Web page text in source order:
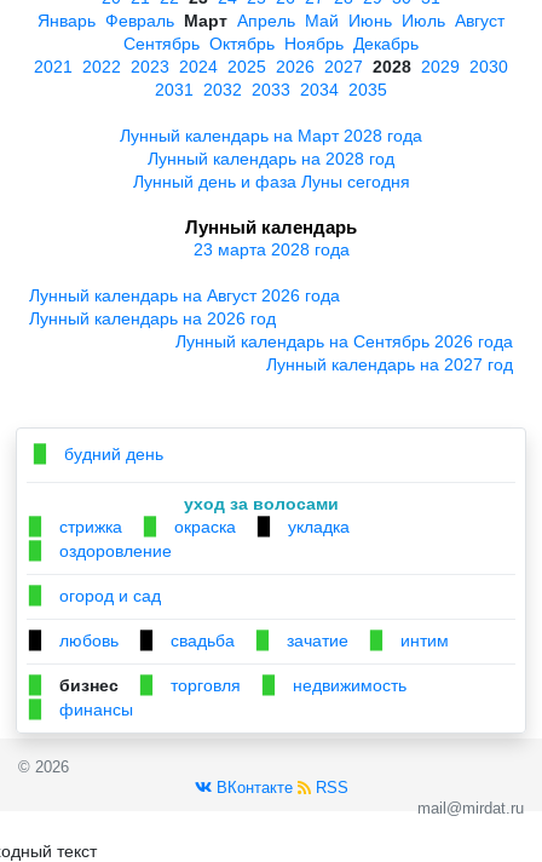
Январь Февраль Март Апрель Май Июнь Июль Август
Сентябрь Октябрь Ноябрь Декабрь
2021
2022 2023 2024 2025 2026 2027 2028 2029 2030
2031
2032 2033 2034 2035
Лунный календарь на Март 2028 года
Лунный календарь на 2028 год
Лунный день и фаза Луны сегодня
Лунный календарь
23 марта 2028 года
Лунный календарь на Август 2026 года
Лунный календарь на 2026 год
Лунный календарь на Сентябрь 2026 года
Лунный календарь на 2027 год
будний день
уход за волосами
стрижка окраска укладка
оздоровление
огород и сад
любовь свадьба зачатие интим
бизнес торговля недвижимость
финансы
© 2026
ВКонтакте
RSS
mail@mirdat.ru
текст